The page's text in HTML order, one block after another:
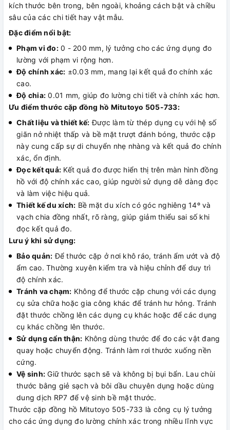
kích thước bên trong, bên ngoài, khoảng cách bật và chiều
sâu của các chi tiết hay vật mẫu.
Đặc điểm nổi bật:
Phạm vi đo:0 - 200 mm, lý tưởng cho các ứng dụng đo
lường với phạm vi rộng hơn.
Độ chính xác: ±0.03 mm, mang lại kết quả đo chính xác
cao.
Độ chia: 0.01 mm, giúp đo lường chi tiết và chính xác hơn.
Ưu điểm thước cặp đồng hồ Mitutoyo 505-733:
Chất liệu và thiết kế: Được làm từ thép dụng cụ với hệ số
giãn nở nhiệt thấp và bề mặt trượt đánh bóng, thước cặp
này cung cấp sự di chuyển nhẹ nhàng và kết quả đo chính
xác, ổn định.
Đọc kết quả: Kết quả đo được hiển thị trên màn hình đồng
hồ với độ chính xác cao, giúp người sử dụng dễ dàng đọc
và làm việc hiệu quả.
Thiết kế du xích: Bề mặt du xích có góc nghiêng 14º và
vạch chia đồng nhất, rõ ràng, giúp giảm thiểu sai số khi
đọc kết quả đo.
Lưu ý khi sử dụng:
Bảo quản: Để thước cặp ở nơi khô ráo, tránh ẩm ướt và độ
ẩm cao. Thường xuyên kiểm tra và hiệu chỉnh để duy trì
độ chính xác.
Tránh va chạm: Không để thước cặp chung với các dụng
cụ sửa chữa hoặc gia công khác để tránh hư hỏng. Tránh
đặt thước chồng lên các dụng cụ khác hoặc để các dụng
cụ khác chồng lên thước.
Sử dụng cẩn thận: Không dùng thước để đo các vật đang
quay hoặc chuyển động. Tránh làm rơi thước xuống nền
cứng.
Vệ sinh: Giữ thước sạch sẽ và không bị bụi bẩn. Lau chùi
thước bằng giẻ sạch và bôi dầu chuyên dụng hoặc dùng
dung dịch RP7 để vệ sinh bề mặt thước.
Thước cặp đồng hồ Mitutoyo 505-733 là công cụ lý tưởng
cho các ứng dụng đo lường chính xác trong nhiều lĩnh vực